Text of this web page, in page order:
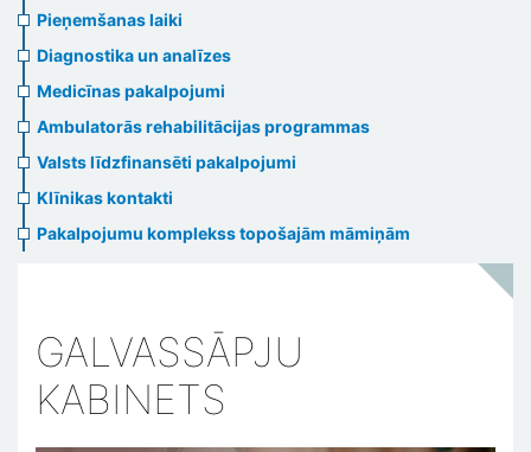
Pieņemšanas laiki
Diagnostika un analīzes
Medicīnas pakalpojumi
Ambulatorās rehabilitācijas programmas
Valsts līdzfinansēti pakalpojumi
Klīnikas kontakti
Pakalpojumu komplekss topošajām māmiņām
GALVASSĀPJU
KABINETS